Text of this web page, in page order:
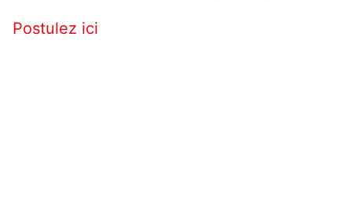
Postulez ici